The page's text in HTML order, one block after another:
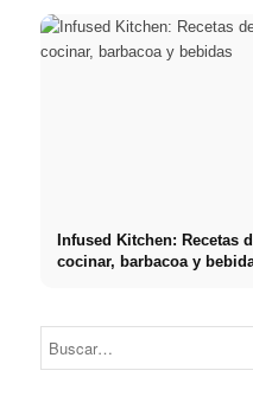
Infused Kitchen: Recetas
cocinar, barbacoa y